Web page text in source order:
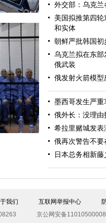
罗斯
外交部：乌克
美国拟推第四
和实体
朝鲜严批韩国
乌克兰拟在东
俄武装
俄发射火箭模
墨西哥发生严
俄外长：没理
希拉里赌城发
俄再次警告不
日本总务相新
我们 互联网举报中心
京公网安备